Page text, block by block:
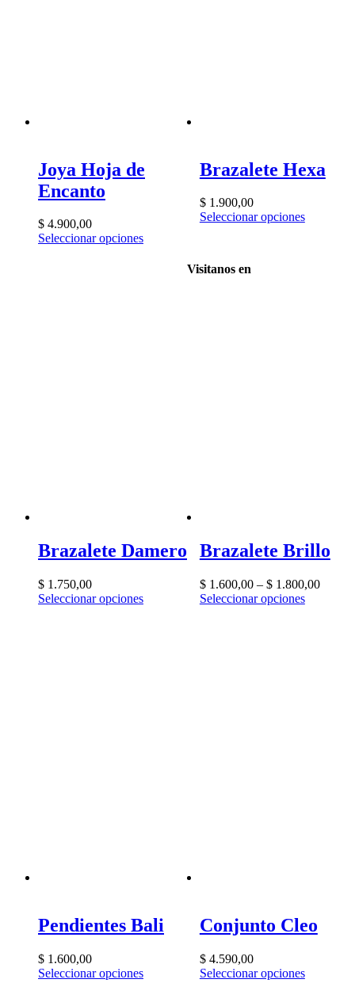
Joya Hoja de
Encanto
$ 4.900,00
Seleccionar opciones
Brazalete Hexa
$1.900,00
Seleccionar opciones
Brazalete Damero
$ 1.750,00
Seleccionar opciones
Brazalete Brillo
$1.600,00– $1.800,00
Seleccionar opciones
Pendientes Bali
$ 1.600,00
Seleccionar opciones
Conjunto Cleo
$4.590,00
Seleccionar opciones
Visitanos en